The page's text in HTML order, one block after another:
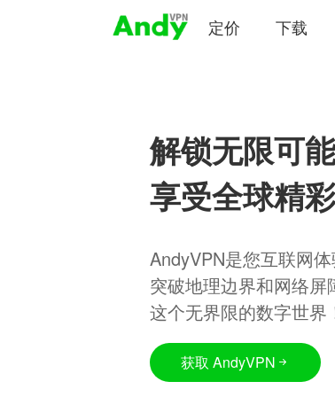
定价 下载
解锁无限可能
享受全球精彩
AndyVPN是您互联网
突破地理边界和网络
这个无界限的数字世界
获取 AndyVPN